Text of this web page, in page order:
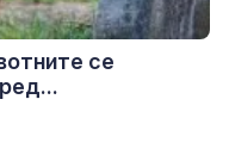
се